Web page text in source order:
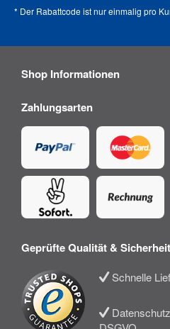
* Der Rabattcode ist nur einmalig pro
Shop Informationen
Zahlungsarten
Geprüfte Qualität & Sicherheit
Schnelle